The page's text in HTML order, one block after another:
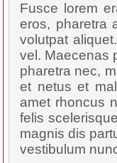
Fusce lorem
eros, pharetra
volutpat
vel. Maecenas
pharetra nec,
et netus et
amet rhoncus
felis
magnis dis
vestibulum